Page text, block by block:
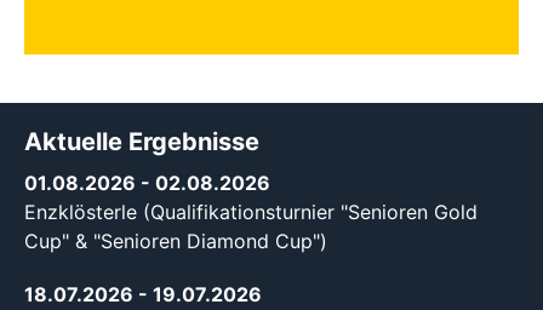
Aktuelle Ergebnisse
01.08.2026 - 02.08.2026
Enzklösterle (Qualifikationsturnier "Senioren Gold
Cup" & "Senioren Diamond Cup")
18.07.2026 - 19.07.2026